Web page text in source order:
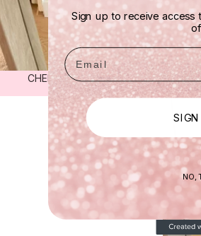
CHEMISIER Amandine
€39,00
Sign up to receive access
Email
NO,